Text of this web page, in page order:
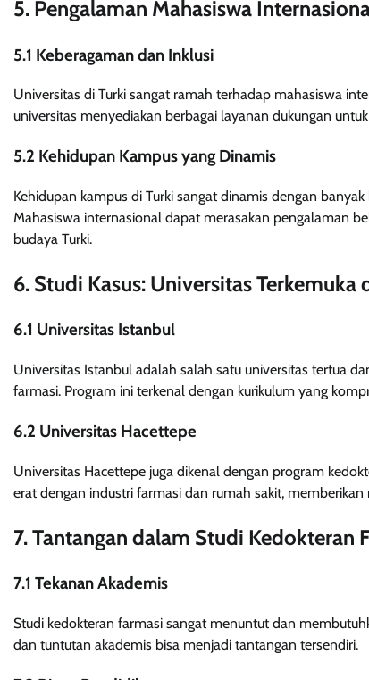
5. Pengalaman Mahasiswa
5.1 Keberagaman dan Inklusi
Universitas di Turki sangat ramah terhadap mahasiswa
universitas menyediakan berbagai layanan dukungan
5.2 Kehidupan Kampus yang Dinamis
Kehidupan kampus di Turki sangat dinamis dengan
Mahasiswa internasional dapat merasakan pengalaman
budaya Turki.
6. Studi Kasus: Universitas Terkemuka
6.1 Universitas Istanbul
Universitas Istanbul adalah salah satu universitas tertua
farmasi. Program ini terkenal dengan kurikulum yang
6.2 Universitas Hacettepe
Universitas Hacettepe juga dikenal dengan program
erat dengan industri farmasi dan rumah sakit,
7. Tantangan dalam Studi Kedokteran
7.1 Tekanan Akademis
Studi kedokteran farmasi sangat menuntut dan
dan tuntutan akademis bisa menjadi tantangan tersendiri.